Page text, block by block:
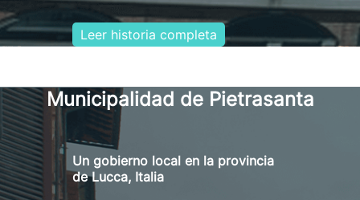
Leer historia completa
Municipalidad de Pietrasanta
Un gobierno local en la provincia
de Lucca, Italia